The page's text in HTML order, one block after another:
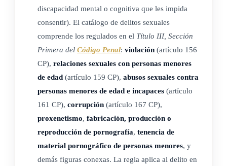
discapacidad mental o cognitiva que les impida
consentir). El catálogo de delitos sexuales
comprende los regulados en el Título III, Sección
Primera del Código Penal: violación (artículo 156
CP), relaciones sexuales con personas menores
de edad (artículo 159 CP), abusos sexuales contra
personas menores de edad e incapaces (artículo
161 CP), corrupción (artículo 167 CP),
proxenetismo, fabricación, producción o
reproducción de pornografía, tenencia de
material pornográfico de personas menores, y
demás figuras conexas. La regla aplica al delito en